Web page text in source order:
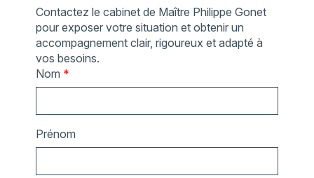
Contactez le cabinet de Maître Philippe Gonet
pour exposer votre situation et obtenir un
accompagnement clair, rigoureux et adapté à
vos besoins.
Nom *
Prénom